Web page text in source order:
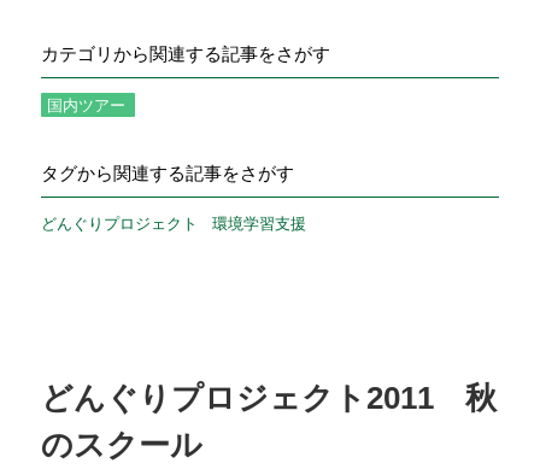
カテゴリから関連する記事をさがす
国内ツアー
タグから関連する記事をさがす
どんぐりプロジェクト 環境学習支援
どんぐりプロジェクト2011 秋
のスクール